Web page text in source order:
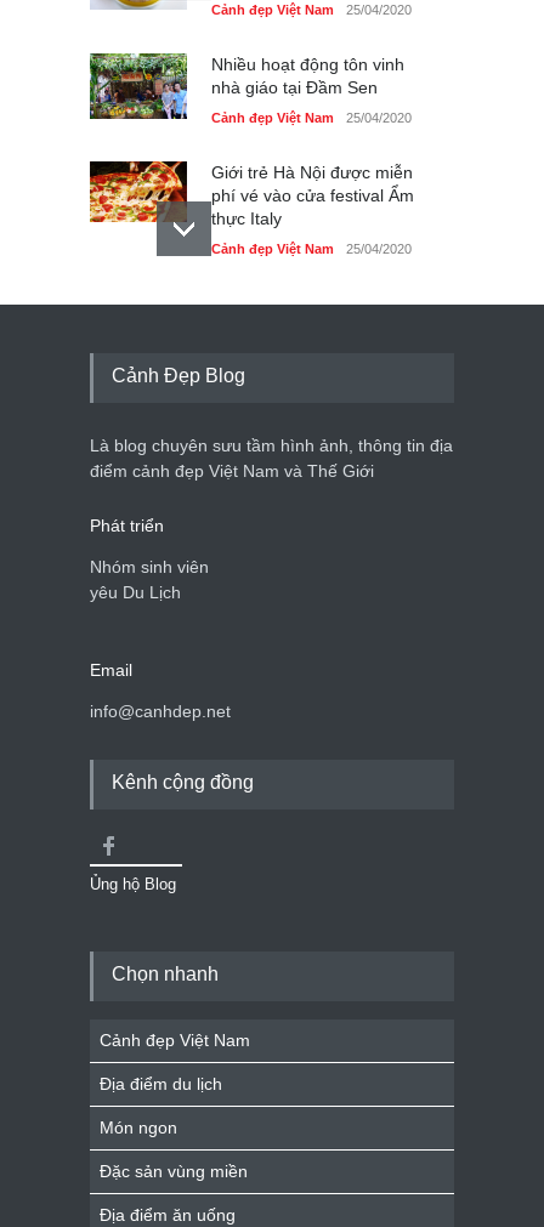
Cảnh đẹp Việt Nam 25/04/2020
Nhiều hoạt động tôn vinh
nhà giáo tại Đầm Sen
Cảnh đẹp Việt Nam 25/04/2020
Giới trẻ Hà Nội được miễn
phí vé vào cửa festival Ẩm
thực Italy
Cảnh đẹp Việt Nam 25/04/2020
Tam giác mạch khoe sắc
du lịch quốc gia
Cảnh đẹp Việt Nam 24/04/2020
Cảnh Đẹp Blog
Là blog chuyên sưu tầm hình ảnh, thông tin địa
điểm cảnh đẹp Việt Nam và Thế Giới
Phát triển
Nhóm sinh viên
yêu Du Lịch
Email
info@canhdep.net
Kênh cộng đồng
Ủng hộ Blog
Chọn nhanh
Cảnh đẹp Việt Nam
Địa điểm du lịch
Món ngon
Đặc sản vùng miền
Địa điểm ăn uống